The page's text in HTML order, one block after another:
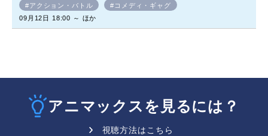
#アクション・バトル
#コメディ・ギャグ
09月12日 18:00 ～ ほか
アニマックスを見るには？
視聴方法はこちら